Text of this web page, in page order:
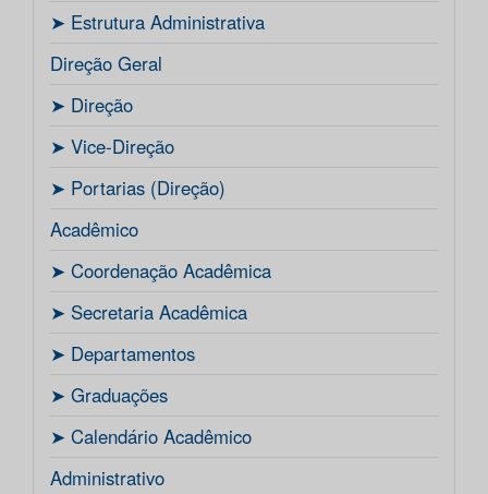
ㅤ➤ Estrutura Administrativa
Direção Geral
ㅤ➤ Direção
ㅤ➤ Vice-Direção
ㅤ➤ Portarias (Direção)
Acadêmico
ㅤ➤ Coordenação Acadêmica
ㅤㅤ➤ Secretaria Acadêmica
ㅤ➤ Departamentos
ㅤ➤ Graduações
ㅤ➤ Calendário Acadêmico
Administrativo